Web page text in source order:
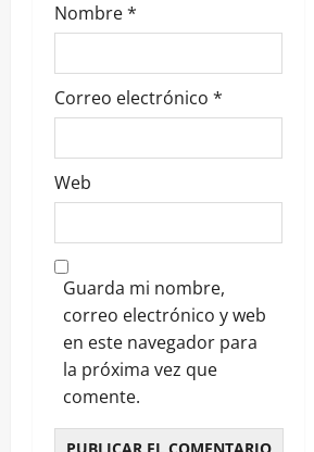
Nombre*
Correo electrónico *
Web
Guarda mi nombre,
correo electrónico y web
en este navegador para
la próxima vez que
comente.